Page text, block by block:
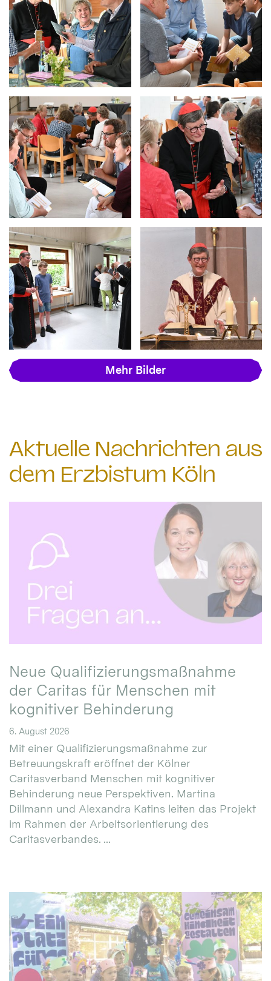
Mehr Bilder
Aktuelle Nachrichten aus
dem Erzbistum Köln
Neue Qualifizierungsmaßnahme
der Caritas für Menschen mit
kognitiver Behinderung
6. August 2026
Mit einer Qualifizierungsmaßnahme zur
Betreuungskraft eröffnet der Kölner
Caritasverband Menschen mit kognitiver
Behinderung neue Perspektiven. Martina
Dillmann und Alexandra Katins leiten das Projekt
im Rahmen der Arbeitsorientierung des
Caritasverbandes. ...